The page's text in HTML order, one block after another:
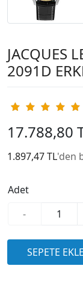
JACQUES
2091D
17.788,80
1.897,47 TL'den
Adet
-